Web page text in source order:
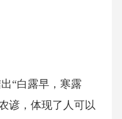
“白露早，寒露
谚，体现了人可以